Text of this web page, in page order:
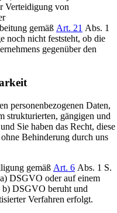
Verteidigung von
gemäß Art. 21 Abs. 1
noch nicht feststeht, ob die
gegenüber den
personenbezogenen Daten,
strukturierten, gängigen und
Sie haben das Recht, diese
Behinderung durch uns
gemäß Art. 6 Abs. 1 S.
DSGVO oder auf einem
b) DSGVO beruht und
Verfahren erfolgt.